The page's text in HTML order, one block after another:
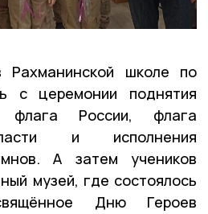
школе по
с церемонии поднятия
флага России, флага
и исполнения
А затем учеников
музей, где состоялось
Дню Героев